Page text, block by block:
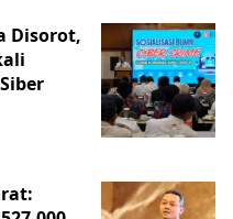
Disorot,